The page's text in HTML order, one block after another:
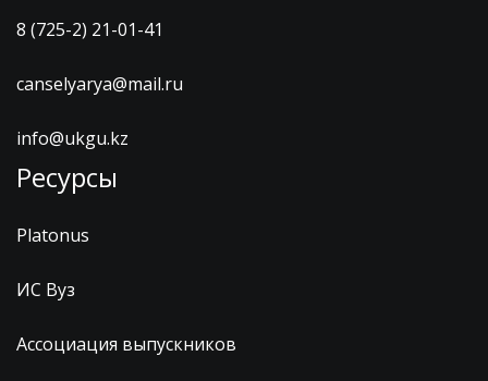
8 (725-2) 21-01-41
canselyarya@mail.ru
info@ukgu.kz
Ресурсы
Platonus
ИС Вуз
Ассоциация выпускников